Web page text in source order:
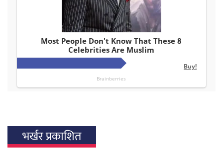
भर्खर प्रकाशित